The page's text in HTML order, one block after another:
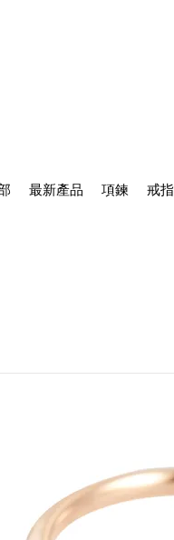
最新產品 項鍊 戒指